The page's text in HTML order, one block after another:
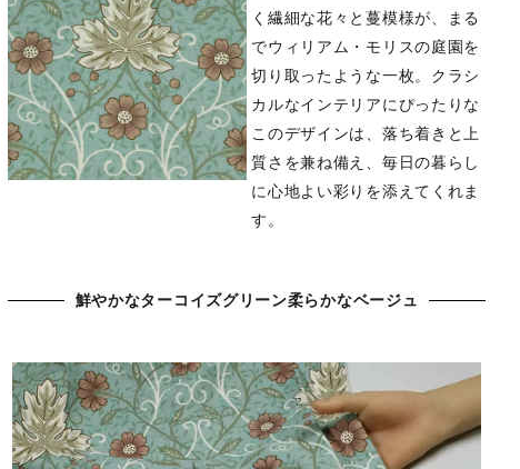
く繊細な花々と蔓模様が、まる
でウィリアム・モリスの庭園を
切り取ったような一枚。クラシ
カルなインテリアにぴったりな
このデザインは、落ち着きと上
質さを兼ね備え、毎日の暮らし
に心地よい彩りを添えてくれま
す。
鮮やかなターコイズグリーン柔らかなベージュ